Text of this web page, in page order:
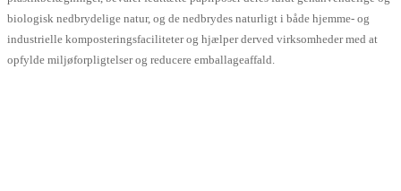
biologisk nedbrydelige natur, og de nedbrydes naturligt i både hjemme- og
industrielle komposteringsfaciliteter og hjælper derved virksomheder med at
opfylde miljøforpligtelser og reducere emballageaffald.